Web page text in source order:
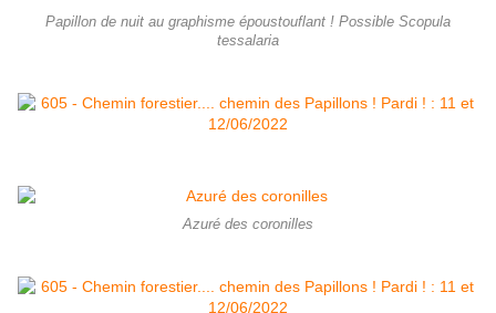
Papillon de nuit au graphisme époustouflant ! Possible Scopula
tessalaria
Azuré des coronilles